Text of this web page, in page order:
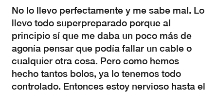
No lo llevo perfectamente y me sabe mal. Lo
llevo todo superpreparado porque al
principio sí que me daba un poco más de
agonía pensar que podía fallar un cable o
cualquier otra cosa. Pero como hemos
hecho tantos bolos, ya lo tenemos todo
controlado. Entonces estoy nervioso hasta el